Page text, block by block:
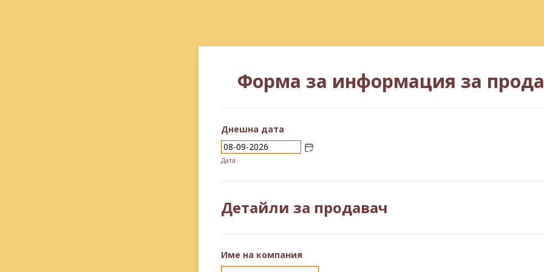
Форма за информация за
Днешна дата
Дата
Детайли за продавач
Име на компания